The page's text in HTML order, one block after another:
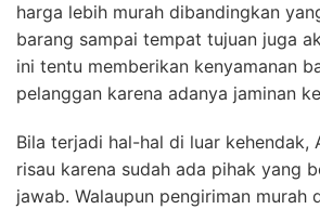
harga lebih murah dibandingkan
barang sampai tempat tujuan juga
ini tentu memberikan kenyamanan
pelanggan karena adanya jaminan
Bila terjadi hal-hal di luar kehendak,
risau karena sudah ada pihak yang
jawab. Walaupun pengiriman murah